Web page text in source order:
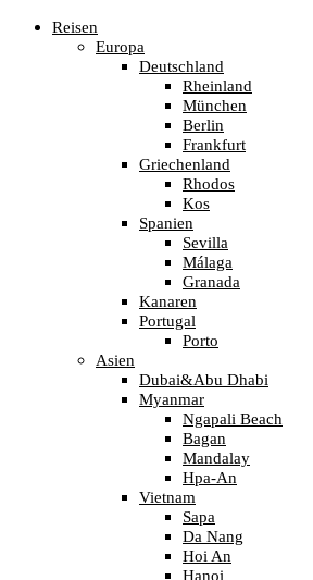
Reisen
Europa
Deutschland
Rheinland
München
Berlin
Frankfurt
Griechenland
Rhodos
Kos
Spanien
Sevilla
Málaga
Granada
Kanaren
Portugal
Porto
Asien
Dubai&Abu Dhabi
Myanmar
Ngapali Beach
Bagan
Mandalay
Hpa-An
Vietnam
Sapa
Da Nang
Hoi An
Hanoi